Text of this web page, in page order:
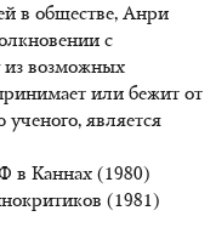
в обществе, Анри
с
из возможных
или бежит от
является
в Каннах (1980)
(1981)